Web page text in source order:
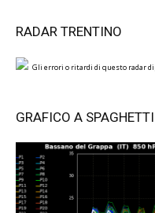
RADAR TRENTINO
Gli errori o ritardi di questo radar
GRAFICO A